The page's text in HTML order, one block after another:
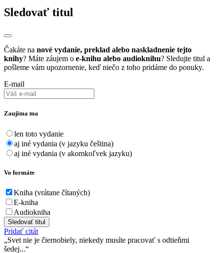
Sledovať titul
Čakáte na nové vydanie, preklad alebo naskladnenie tejto
knihy? Máte záujem o e-knihu alebo audioknihu? Sledujte titul a
pošleme vám upozornenie, keď niečo z toho pridáme do ponuky.
E-mail
Zaujíma ma
len toto vydanie
aj iné vydania (v jazyku čeština)
aj iné vydania (v akomkoľvek jazyku)
Vo formáte
Kniha (vrátane čítaných)
E-kniha
Audiokniha
Sledovať titul
Pridať citát
Svet nie je čiernobiely, niekedy musíte pracovať s odtieňmi
šedej...